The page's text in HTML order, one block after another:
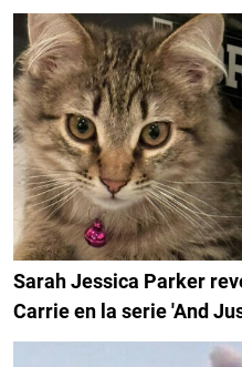
Sarah Jessica Parker
Carrie en la serie 'And